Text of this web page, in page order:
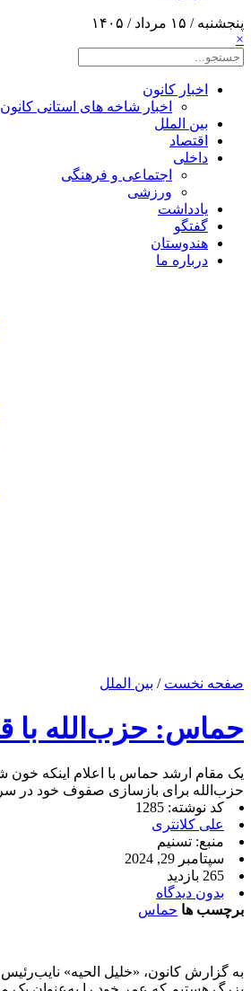
پنجشنبه / ۱۵ مرداد / ۱۴۰۵
×
اخبار کانون
اخبار شاخه های استانی کانون
بین الملل
اقتصاد
داخلی
اجتماعی و فرهنگی
ورزشی
یادداشت
گفتگو
هندوستان
درباره ما
صفحه نخست / بین الملل
حماس: حزب‌الله با
یک مقام ارشد حماس با اعلام اینکه خون
حزب‌الله برای بازسازی صفوف خود در
کد نوشته: 1285
علی کلانتری
منبع: تسنیم
سپتامبر 29, 2024
265 بازدید
بدون دیدگاه
برچسب ها حماس
به گزارش کانون، «خلیل الحیه»